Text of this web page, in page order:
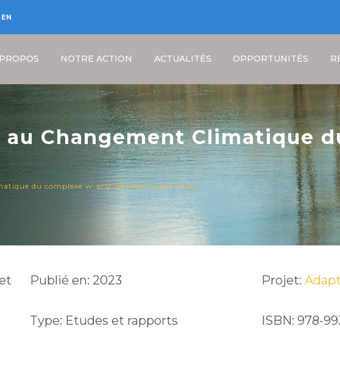
EN
NOTRE ACTION ACTUALITÉS OPPORTUNITÉS
au Changement Climatique
WAP)
Fil
d'Ariane
du complexe w-arly-pendjari (pacc-wap)
Publié en: 2023 Projet:
Type: Etudes et rapports ISBN: 978-